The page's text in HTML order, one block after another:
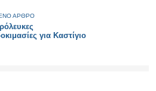
ΑΡΘΡΟ
για Καστίγιο